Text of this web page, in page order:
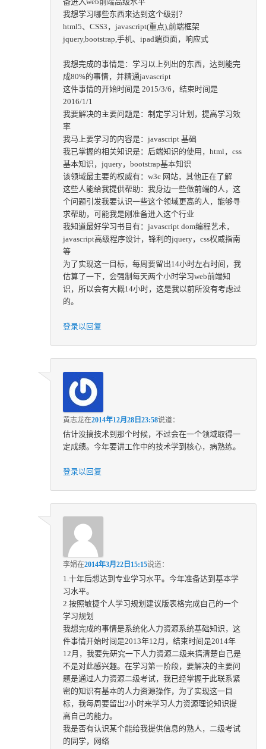
我想学习哪些东西来达到这个级别？
html5、CSS3，javascript(重点),前端框架
jquery,bootstrap,手机、ipad端页面，响应式
我想完成的事情是：学习以上列出的东西，达到能完
成80%的事情，并精通javascript
这件事情的开始时间是 2015/3/6，结束时间是
2016/1/1
我要解决的主要问题是：制定学习计划，提高学习效
率
我马上要学习的内容是：javascript 基础
我已掌握的相关知识是：后端知识的使用，html，css
基本知识，jquery，bootstrap基本知识
该领域最主要的权威有：w3c 网站，其他正在了解
这些人能给我提供帮助：我身边一些做前端的人，这
个问题引发我要认识一些这个领域更高的人，能够寻
求帮助，可能我是刚准备进入这个行业
我知道最好学习书目有：javascript dom编程艺术，
javascript高级程序设计，锋利的jquery，css权威指南
等
为了实现这一目标，每周要留出14小时左右时间，我
估算了一下，会强制每天两个小时学习web前端知
识，所以会有大概14小时，这是我以前所没有考虑过
的。
登录以回复
黄志龙在2014年12月28日23:58说道：
估计没搞技术到那个时候，不过会在一个领域取得一
定成绩。今年要讲工作中的技术学到核心，病熟练。
登录以回复
李娟在2014年3月22日15:15说道：
1.十年后想达到专业学习水平。今年准备达到基本学
习水平。
2.按照敏捷个人学习规划建议版表格完成自己的一个
学习规划
我想完成的事情是系统化人力资源系统基础知识，这
件事情开始时间是2013年12月，结束时间是2014年
12月，我要先研究一下人力资源二级来搞清楚自己是
不是对此感兴趣。在学习第一阶段，要解决的主要问
题是通过人力资源二级考试，我已经掌握于此联系紧
密的知识有基本的人力资源操作，为了实现这一目
标，我每周要留出2小时来学习人力资源理论知识提
高自己的能力。
我是否有认识某个能给我提供信息的熟人，二级考试
的同学，网络